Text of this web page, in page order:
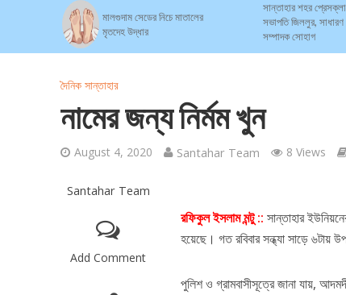
মালগুদাম সেডের নিচে মাতালের
মৃতদেহ উদ্ধার
সান্তাহার শহর
সভাপতি জিললুর, সাধারণ
সম্পাদক সোহাগ
দৈনিক সান্তাহার
নামের জন্য নির্মম খুন
August 4, 2020 Santahar Team 8 Views
Santahar Team
Add Comment
রফিকুল ইসলাম মন্টু :: সান্তাহার
হয়েছে। গত রবিবার সন্ধ্যা সাড়ে ৬টায়
পুলিশ ও গ্রামবাসীসূত্রে জানা যায়,